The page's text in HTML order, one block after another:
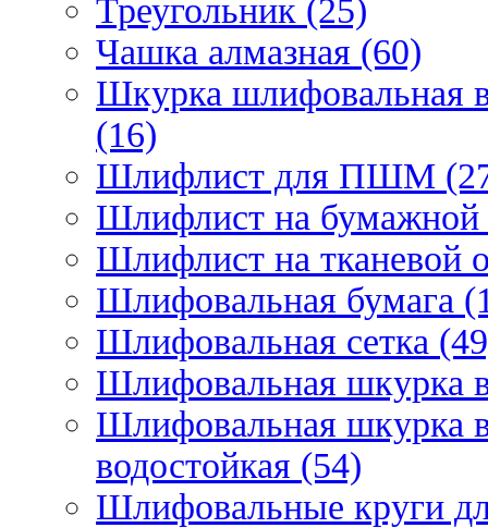
Треугольник (25)
Чашка алмазная (60)
Шкурка шлифовальная
(16)
Шлифлист для ПШМ
Шлифлист на бумажной
Шлифлист на тканевой
Шлифовальная бумага
Шлифовальная сетка
Шлифовальная шкурка
Шлифовальная шкурка
водостойкая (54)
Шлифовальные круги